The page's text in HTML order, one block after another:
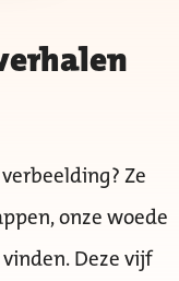
Ze
onze woede
Deze vijf